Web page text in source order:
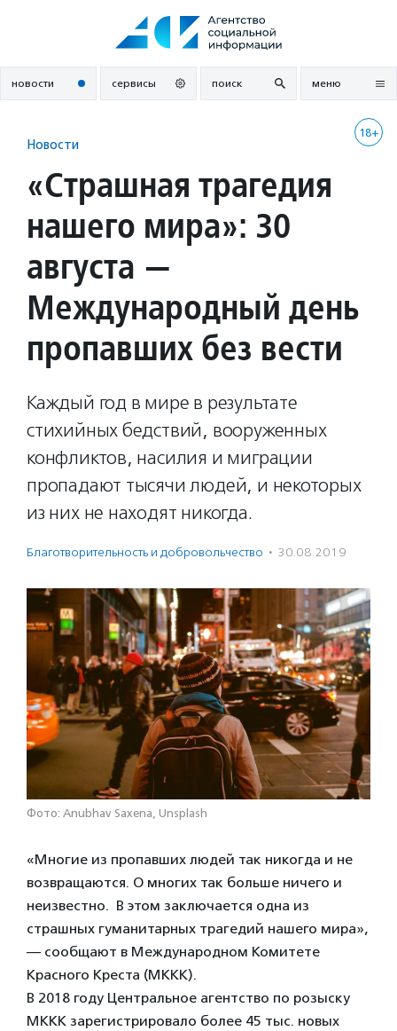
новости сервисы поиск меню
18+
Новости
«Страшная трагедия
нашего мира»: 30
августа —
Международный день
пропавших без вести
Каждый год в мире в результате
стихийных бедствий, вооруженных
конфликтов, насилия и миграции
пропадают тысячи людей, и некоторых
из них не находят никогда.
Благотвори­тель­ность и доброволь­чест­во · 30.08.2019
Фото: Anubhav Saxena, Unsplash
«Многие из пропавших людей так никогда и не
возвращаются. О многих так больше ничего и
неизвестно. В этом заключается одна из
страшных гуманитарных трагедий нашего мира»,
— сообщают в Международном Комитете
Красного Креста (МККК).
В 2018 году Центральное агентство по розыску
МККК зарегистрировало более 45 тыс. новых